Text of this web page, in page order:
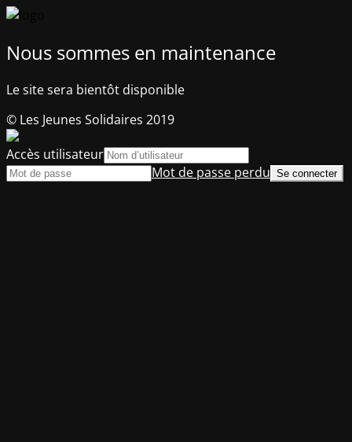
Nous sommes en maintenance
Le site sera bientôt disponible
© Les Jeunes Solidaires 2019
Accès utilisateur
Mot de passe perdu